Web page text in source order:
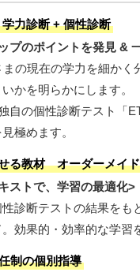
力診断 + 個性診断
プのポイントを発見 &
の現在の学力を細か
かを明らかにします。
自の個性診断テスト「
極めます。
る教材 オーダーメイ
ストで、学習の最適化>
診断テストの結果を
効果的・効率的な学習
制の個別指導